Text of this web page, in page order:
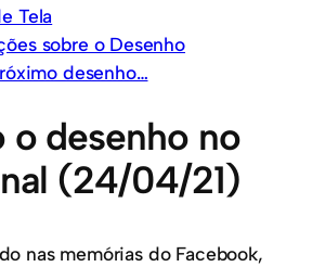
Tela
sobre o Desenho
desenho…
o desenho no
(24/04/21)
nas memórias do Facebook,